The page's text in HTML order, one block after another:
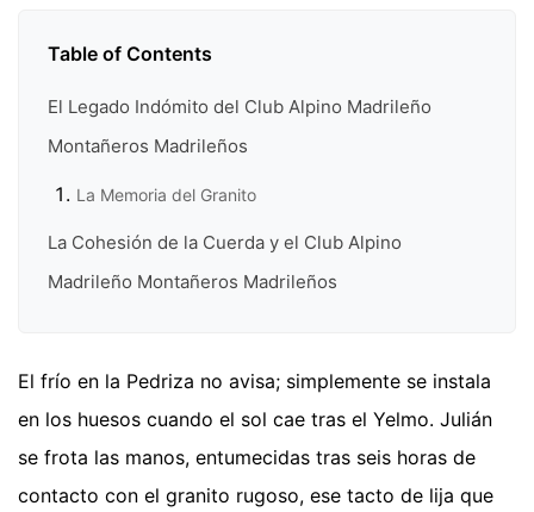
Table of Contents
El Legado Indómito del Club Alpino Madrileño
Montañeros Madrileños
La Memoria del Granito
La Cohesión de la Cuerda y el Club Alpino
Madrileño Montañeros Madrileños
El frío en la Pedriza no avisa; simplemente se instala
en los huesos cuando el sol cae tras el Yelmo. Julián
se frota las manos, entumecidas tras seis horas de
contacto con el granito rugoso, ese tacto de lija que